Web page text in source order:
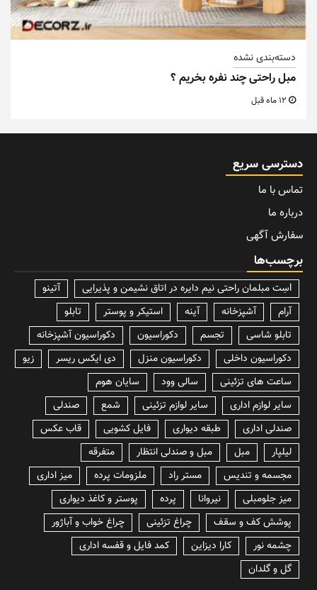
دسته‌بندی نشده
مبل راحتی چند نفره بخریم ؟
دسترسی سریع
تماس با ما
درباره ما
سفارش آگهی
برچسب‌ها
lسِت مبلمان راحتی نیم دایره در اتاق نشیمن و پذیرایی
آتینو
آرام
آشپزخانه آینه استیکر و پوستر
تابلو
تابلو شاسی
تجسم دکوراسیون
دکوراسیون آشپزخانه
دکوراسیون داخلی
دکوراسیون منزل دی ایکس ریسر
زیو
ساعت های تزئینی
سالی وود
سایان هوم
سایر لوازم اداری
سایر لوازم تزئینی شمع
صندلی
صندلی اداری
طبقه دیواری فایل کشویی
قاب عکس
لیلپار
مبل مبل و صندلی انتظار
متفرقه
مجسمه و تندیس
مستر راد ملزومات پرده
میز اداری
میز جلومبلی
نیروانا پرده
پوستر و کاغذ دیواری
پوشش کف و سقف
چراغ تزئینی
چراغ خواب و آباژور
چشمه نور
کارا دیزاین
کمد فایل و قفسه اداری
گل و گلدان